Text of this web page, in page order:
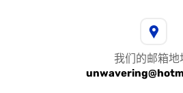
我们的邮箱地